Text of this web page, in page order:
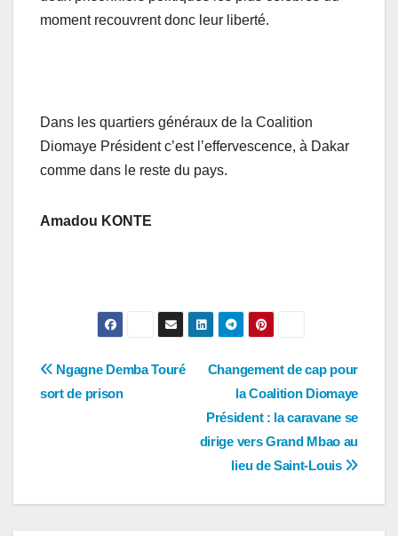
moment recouvrent donc leur liberté.
Dans les quartiers généraux de la Coalition
Diomaye Président c’est l’effervescence, à Dakar
comme dans le reste du pays.
Amadou KONTE
Navigation
Changement de cap pour
la Coalition Diomaye
Président : la caravane se
dirige vers Grand Mbao au
lieu de Saint-Louis
Ngagne Demba Touré
sort de prison